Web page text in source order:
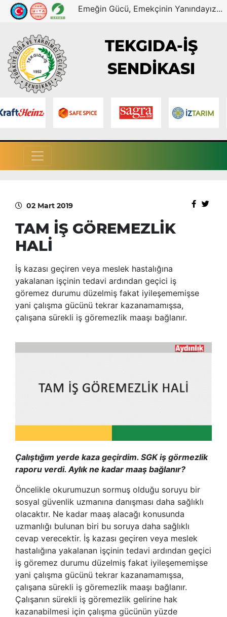
Emeğin Gücü, Emekçinin Yanındayız...
TEKGIDA-İŞ
SENDİKASI
02 Mart 2019
TAM İŞ GÖREMEZLİK
HALİ
İş kazası geçiren veya meslek hastalığına
yakalanan işçinin tedavi ardından geçici iş
göremez durumu düzelmiş fakat iyileşememişse
yani çalışma gücünü tekrar kazanamamışsa,
çalışana sürekli iş göremezlik maaşı bağlanır.
Çalıştığım yerde kaza geçirdim. SGK iş görmezlik
raporu verdi. Aylık ne kadar maaş bağlanır?
Öncelikle okurumuzun sormuş olduğu soruyu bir
sosyal güvenlik uzmanına danışması daha sağlıklı
olacaktır. Ne kadar maaş alacağı konusunda
uzmanlığı bulunan biri bu soruya daha sağlıklı
cevap verecektir. İş kazası geçiren veya meslek
hastalığına yakalanan işçinin tedavi ardından geçici
iş göremez durumu düzelmiş fakat iyileşememişse
yani çalışma gücünü tekrar kazanamamışsa,
çalışana sürekli iş göremezlik maaşı bağlanır.
Çalışanın sürekli iş göremezlik gelirine hak
kazanabilmesi için çalışma gücünün yüzde